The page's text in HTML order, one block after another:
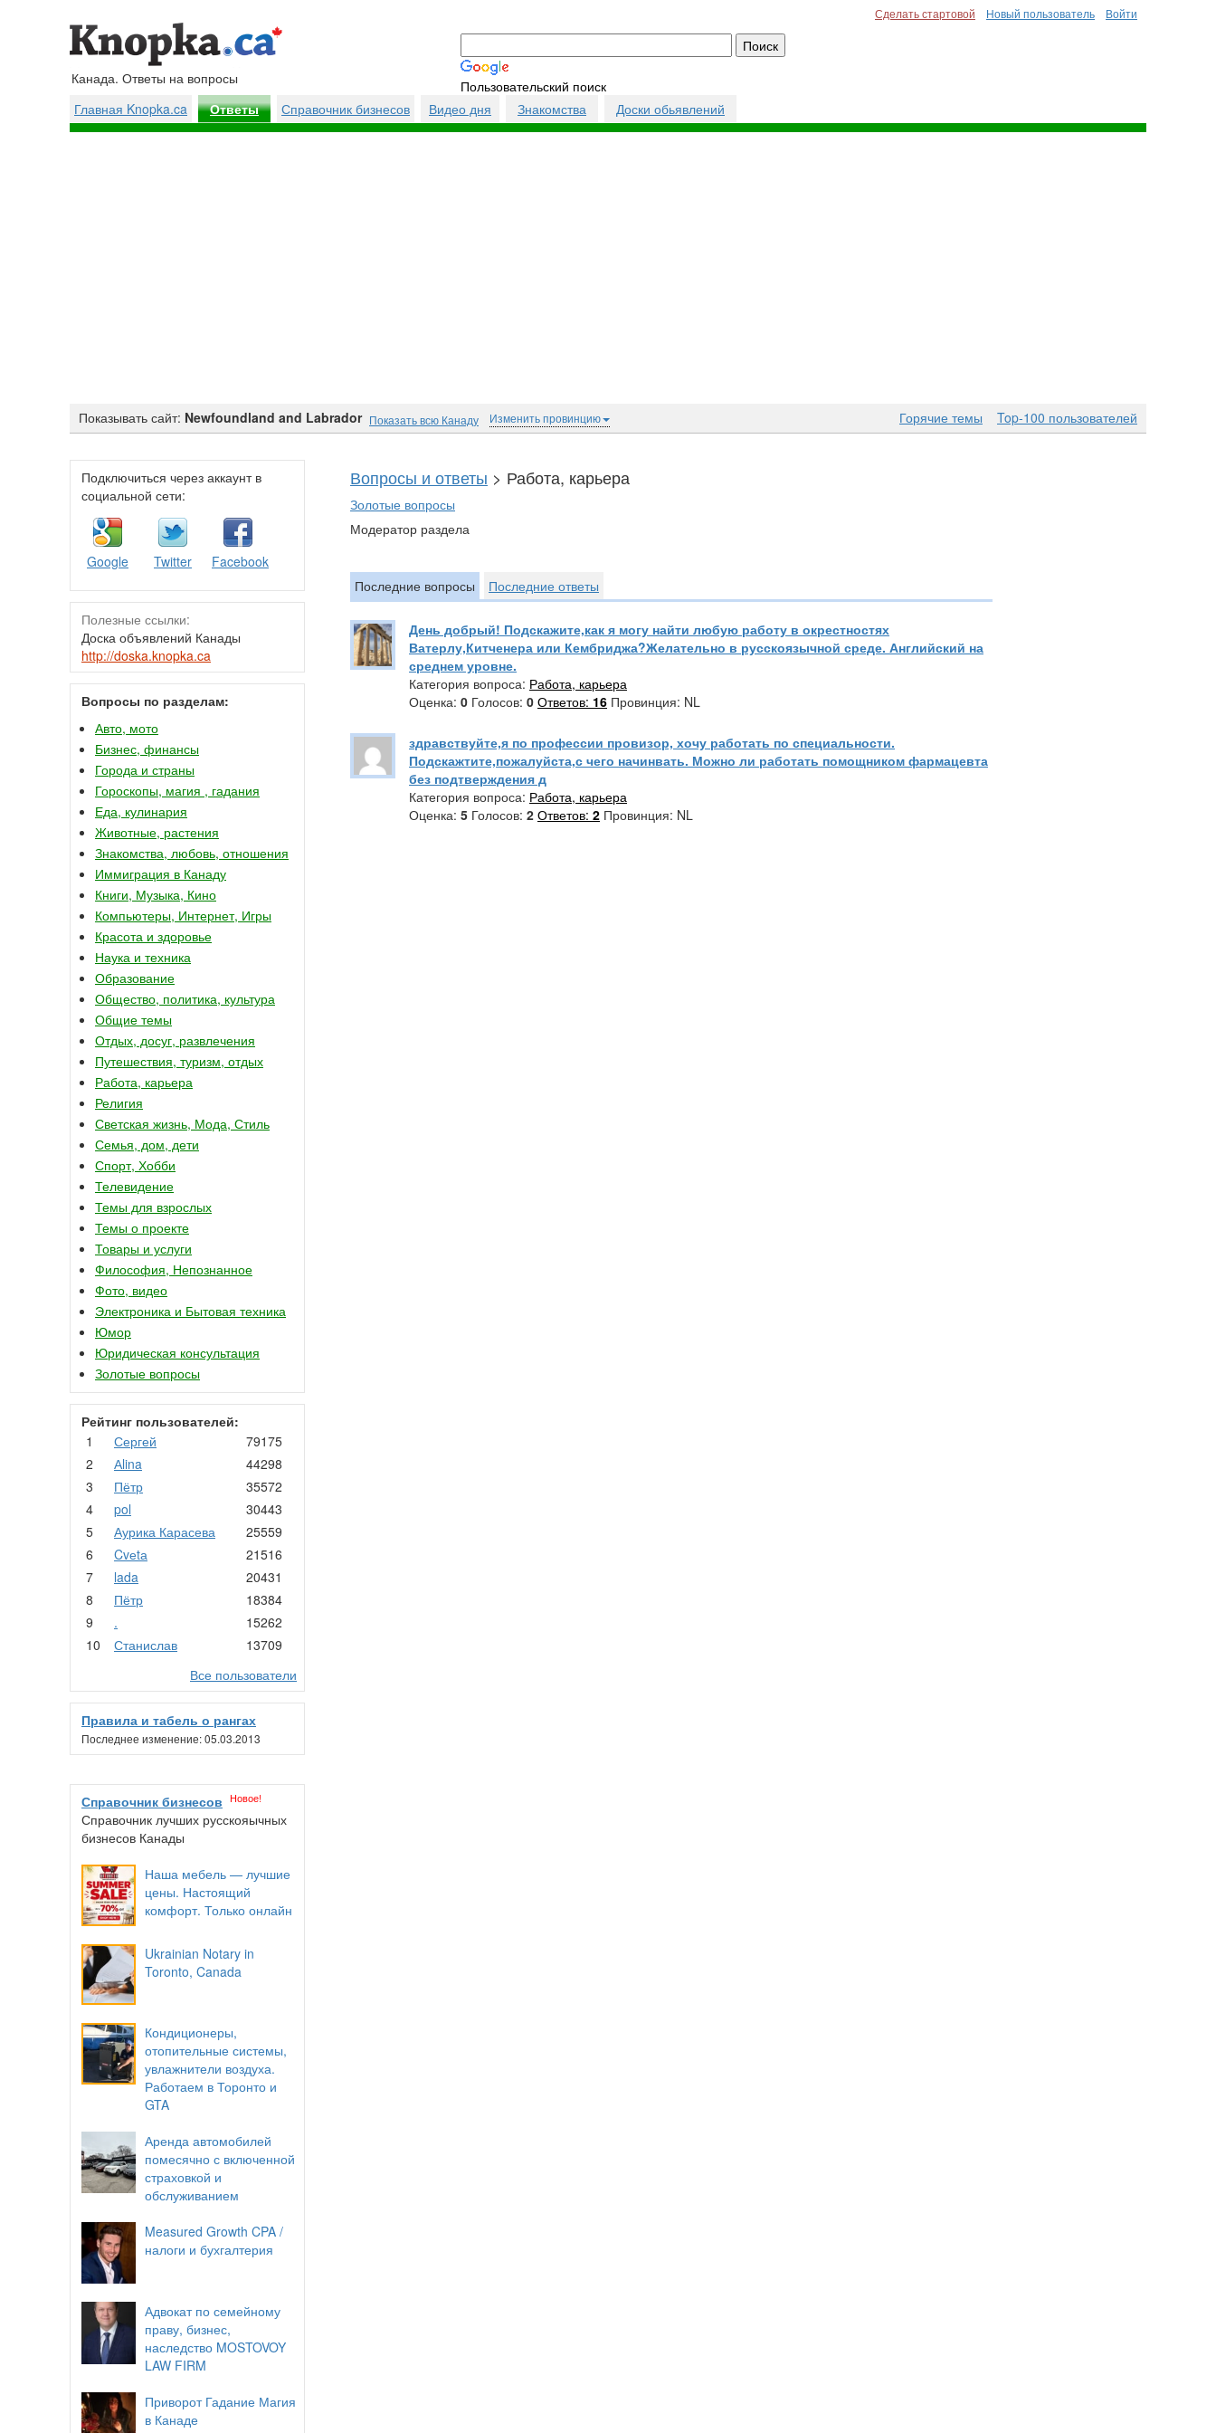
Сделать стартовой Новый пользователь Войти
Канада. Ответы на вопросы
Пользовательский поиск
Главная Knopka.ca
Ответы Справочник бизнесов Видео дня Знакомства Доски обьявлений
Показывать сайт: Newfoundland and Labrador Показать всю Канаду Изменить провинцию Горячие темы Top-100 пользователей
Подключиться через аккаунт в
социальной сети:
Google Twitter Facebook
Полезные ссылки:
Доска объявлений Канады
http://doska.knopka.ca
Вопросы по разделам:
Авто, мото
Бизнес, финансы
Города и страны
Гороскопы, магия , гадания
Еда, кулинария
Животные, растения
Знакомства, любовь, отношения
Иммиграция в Канаду
Книги, Музыка, Кино
Компьютеры, Интернет, Игры
Красота и здоровье
Наука и техника
Образование
Общество, политика, культура
Общие темы
Отдых, досуг, развлечения
Путешествия, туризм, отдых
Работа, карьера
Религия
Светская жизнь, Мода, Стиль
Семья, дом, дети
Спорт, Хобби
Телевидение
Темы для взрослых
Темы о проекте
Товары и услуги
Философия, Непознанное
Фото, видео
Электроника и Бытовая техника
Юмор
Юридическая консультация
Золотые вопросы
Рейтинг пользователей:
1
Сергей
79175
2
Аlina
44298
3
Пётр
35572
4
pol
30443
5
Аурика Карасева
25559
6
Cvеtа
21516
7
lada
20431
8
Пётр
18384
9
.
15262
10
Станислав
13709
Все пользователи
Правила и табель о рангах
Последнее изменение: 05.03.2013
Справочник бизнесов Новое!
Справочник лучших русскояычных
бизнесов Канады
Наша мебель — лучшие
цены. Настоящий
комфорт. Только онлайн
Ukrainian Notary in
Toronto, Canada
Кондиционеры,
отопительные системы,
увлажнители воздуха.
Работаем в Торонто и
GTA
Аренда автомобилей
помесячно с включенной
страховкой и
обслуживанием
Measured Growth CPA /
налоги и бухгалтерия
Адвокат по семейному
праву, бизнес,
наследство MOSTOVOY
LAW FIRM
Приворот Гадание Магия
в Канаде
Вопросы и ответы > Работа, карьера
Золотые вопросы
Модератор раздела
Последние вопросы Последние ответы
День добрый! Подскажите,как я могу найти любую работу в окрестностях
Ватерлу,Китченера или Кембриджа?Желательно в русскоязычной среде. Английский на
среднем уровне.
Категория вопроса: Работа, карьера
Оценка: 0 Голосов: 0 Ответов: 16 Провинция: NL
здравствуйте,я по профессии провизор, хочу работать по специальности.
Подскажтите,пожалуйста,с чего начинвать. Можно ли работать помощником фармацевта
без подтверждения д
Категория вопроса: Работа, карьера
Оценка: 5 Голосов: 2 Ответов: 2 Провинция: NL